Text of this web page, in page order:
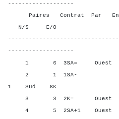
-------------------
Paires Contrat Par
N/S E/O
-------------------
1 6 3SA=
2 1 1SA-
1 Sud 8K 50
3 3 2K=
4 5 2SA+1